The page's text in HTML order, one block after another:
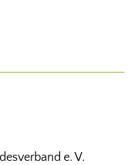
e. V.